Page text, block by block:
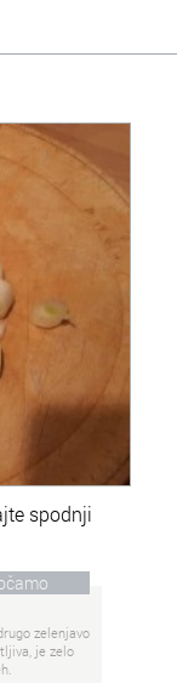
spodnji
zelenjavo
je zelo